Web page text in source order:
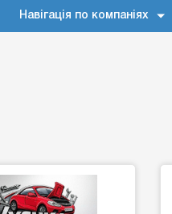
Навігація по компаніях